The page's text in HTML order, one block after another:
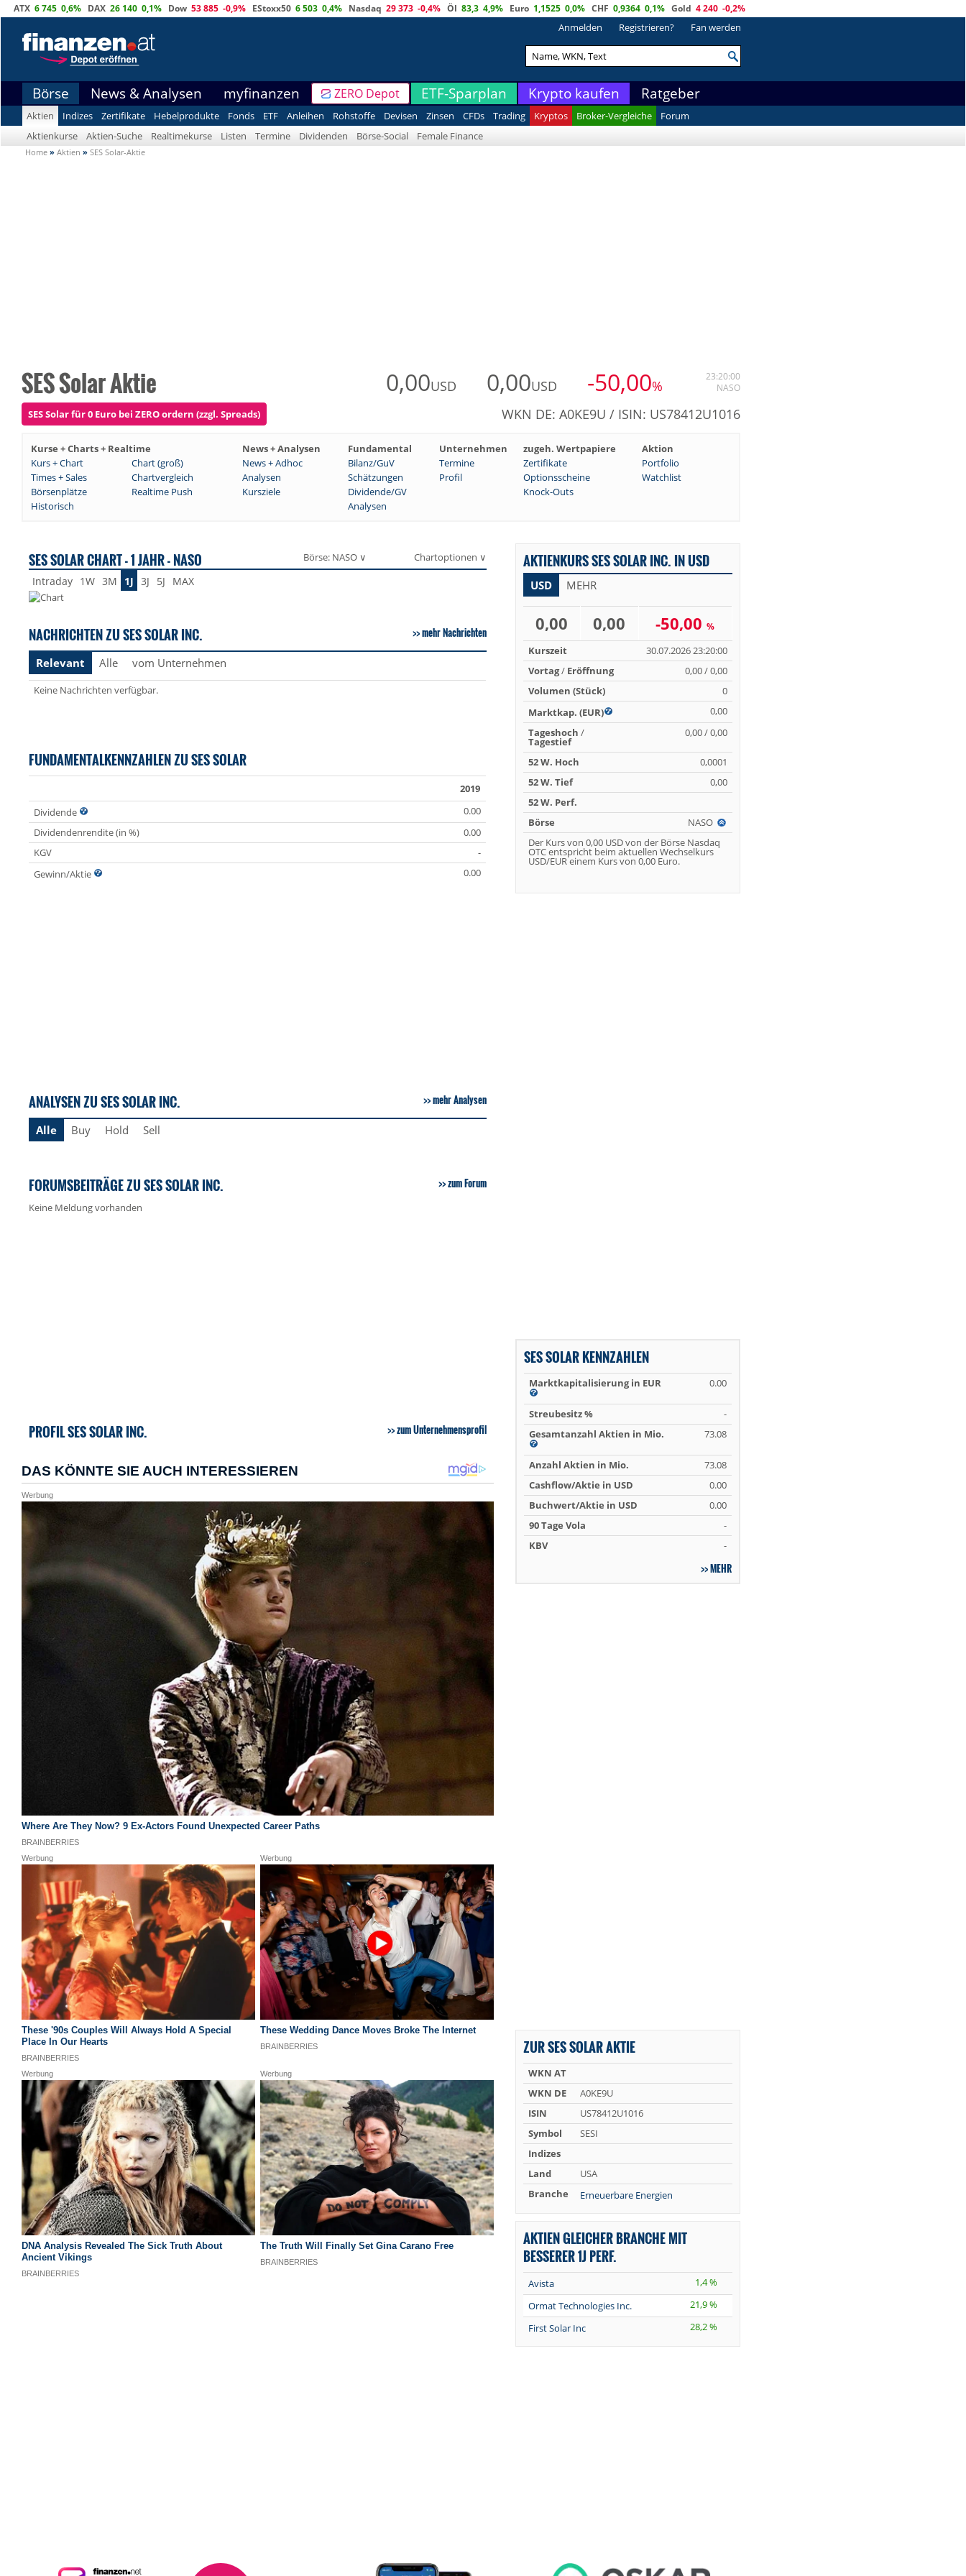
ATX 6 745 0,6% DAX 26 140 0,1% Dow 53 885 -0,9% EStoxx50 6 503 0,4% Nasdaq 29 373 -0,4% Öl 83,3 4,9% Euro 1,1525 0,0% CHF 0,9364 0,1% Gold 4 240 -0,2%
Anmelden Registrieren? Fan werden
Börse News & Analysen myfinanzen ZERO Depot ETF-Sparplan Krypto kaufen Ratgeber
Aktien Indizes Zertifikate Hebelprodukte Fonds ETF Anleihen Rohstoffe Devisen Zinsen CFDs Trading Kryptos Broker-Vergleiche
Forum
Aktienkurse
Aktien-Suche Realtimekurse Listen Termine Dividenden Börse-Social Female Finance
Home » Aktien » SES Solar-Aktie
SES Solar Aktie 0,00USD 0,00USD -50,00%
23:20:00
NASO
SES Solar für 0 Euro bei ZERO ordern (zzgl. Spreads) WKN DE: A0KE9U / ISIN: US78412U1016
Kurse + Charts + Realtime News + Analysen Fundamental Unternehmen zugeh. Wertpapiere
Aktion
Kurs + Chart
Chart (groß) News + Adhoc Bilanz/GuV Termine Zertifikate
Portfolio
Times + Sales
Chartvergleich Analysen Schätzungen Profil Optionsscheine
Watchlist
Börsenplätze
Realtime Push Kursziele Dividende/GV
Knock-Outs
Historisch
Analysen
SES SOLAR CHART - 1 JAHR - NASO Börse: NASO ∨ Chartoptionen ∨
Intraday 1W 3M 1J 3J 5J MAX
NACHRICHTEN ZU SES SOLAR INC. mehr Nachrichten
Relevant Alle vom Unternehmen
Keine Nachrichten verfügbar.
FUNDAMENTALKENNZAHLEN ZU SES SOLAR
2019
Dividende
0.00
Dividendenrendite (in %)
0.00
KGV
-
Gewinn/Aktie
0.00
ANALYSEN ZU SES SOLAR INC. mehr Analysen
Alle Buy Hold Sell
FORUMSBEITRÄGE ZU SES SOLAR INC. zum Forum
Keine Meldung vorhanden
PROFIL SES SOLAR INC. zum Unternehmensprofil
AKTIENKURS SES SOLAR INC. IN USD
USD MEHR
0,00 0,00 -50,00%
Kurszeit
30.07.2026 23:20:00
Vortag/ Eröffnung
0,00 / 0,00
Volumen (Stück)
0
Marktkap. (EUR)
0,00
Tageshoch /
Tagestief
0,00 / 0,00
52 W. Hoch
0,0001
52 W. Tief
0,00
52 W. Perf.
Börse
NASO
Der Kurs von 0,00 USD von der Börse Nasdaq
OTC entspricht beim aktuellen Wechselkurs
USD/EUR einem Kurs von 0,00 Euro.
SES SOLAR KENNZAHLEN
Marktkapitalisierung in EUR 0.00
Streubesitz %
-
Gesamtanzahl Aktien in Mio.
73.08
Anzahl Aktien in Mio.
73.08
Cashflow/Aktie in USD
0.00
Buchwert/Aktie in USD
0.00
90 Tage Vola
-
KBV
-
MEHR
ZUR SES SOLAR AKTIE
WKN AT
WKN DE
A0KE9U
ISIN
US78412U1016
Symbol
SESI
Indizes
Land
USA
Branche
Erneuerbare Energien
AKTIEN GLEICHER BRANCHE MIT
BESSERER 1J PERF.
Avista
1,4 %
Ormat Technologies Inc.
21,9 %
First Solar Inc
28,2 %